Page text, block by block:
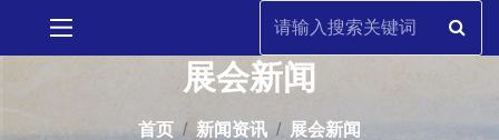
展会新闻
首页 新闻资讯 展会新闻